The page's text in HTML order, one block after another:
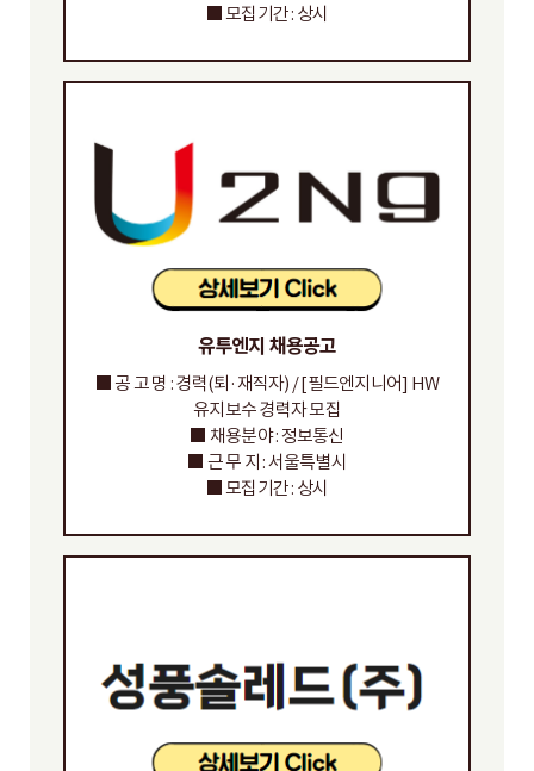
■ 모집기간 : 상시
유투엔지 채용공고
■ 공 고 명 : 경력(퇴·재직자) / [필드엔지니어] HW
유지보수 경력자 모집
■ 채용분야 : 정보통신
■ 근 무 지 : 서울특별시
■ 모집기간 : 상시